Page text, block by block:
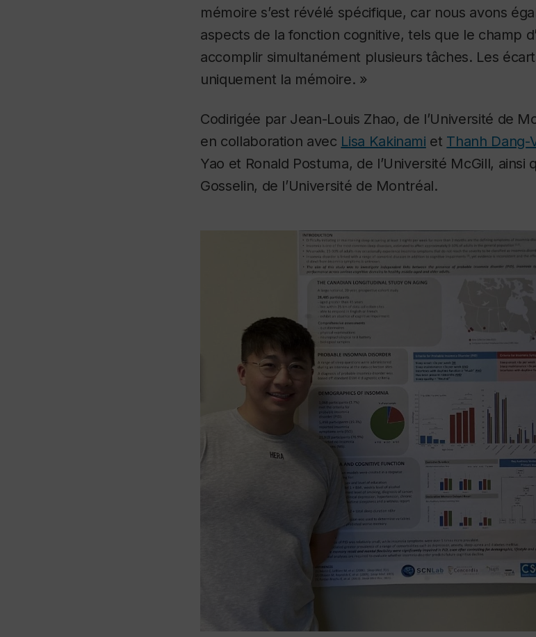
mémoire s’est révélé spécifique, car nous avons
aspects de la fonction cognitive, tels que le champ
accomplir simultanément plusieurs tâches. Les
uniquement la mémoire. »
Codirigée par Jean-Louis Zhao, de l’Université de
en collaboration avec Lisa Kakinami et Thanh Dang-
Yao et Ronald Postuma, de l’Université McGill, ainsi
Gosselin, de l’Université de Montréal.